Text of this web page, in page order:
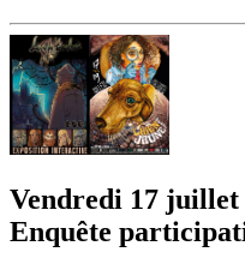
Vendredi 17 juillet
Enquête